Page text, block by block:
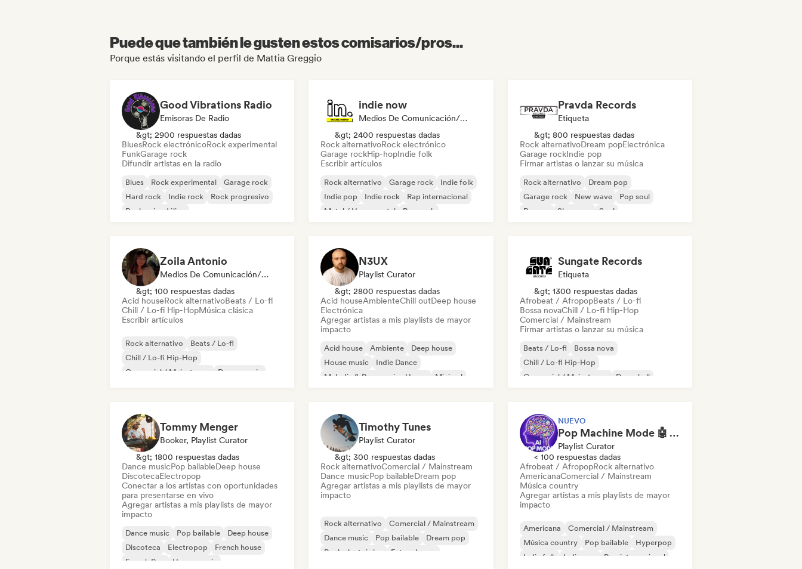
Puede que también le gusten estos comisarios/pros...
Porque estás visitando el perfil de Mattia Greggio
Good Vibrations Radio
Emisoras De Radio
&gt; 2900 respuestas dadas
BluesRock electrónicoRock experimental
FunkGarage rock
Difundir artistas en la radio
Blues Rock experimental
Garage rock
Hard rock
Indie rock
Rock progresivo
Rock psicodélico
indie now
Medios De Comunicación/Periodista
&gt; 2400 respuestas dadas
Rock alternativoRock electrónico
Garage rockHip-hopIndie folk
Escribir artículos
Rock alternativo Garage rock
Indie folk
Indie pop
Indie rock
Rap internacional
Metal / Heavy metal
Pop rock
Pravda Records
Etiqueta
&gt; 800 respuestas dadas
Rock alternativoDream popElectrónica
Garage rockIndie pop
Firmar artistas o lanzar su música
Rock alternativo
Dream pop
Garage rock
New wave
Pop soul
Reggae
Shoegaze Soul
Zoila Antonio
Medios De Comunicación/Periodista
&gt; 100 respuestas dadas
Acid houseRock alternativoBeats / Lo-fi
Chill / Lo-fi Hip-HopMúsica clásica
Escribir artículos
Rock alternativo
Beats / Lo-fi
Chill / Lo-fi Hip-Hop
Comercial / Mainstream
Dance music
N3UX
Playlist Curator
&gt; 2800 respuestas dadas
Acid houseAmbienteChill outDeep house
Electrónica
Agregar artistas a mis playlists de mayor
impacto
Acid house Ambiente
Deep house
House music
Indie Dance
Melodic & Progressive House
Minimal
Sungate Records
Etiqueta
&gt; 1300 respuestas dadas
Afrobeat / AfropopBeats / Lo-fi
Bossa novaChill / Lo-fi Hip-Hop
Comercial / Mainstream
Firmar artistas o lanzar su música
Beats / Lo-fi
Bossa nova
Chill / Lo-fi Hip-Hop
Comercial / Mainstream
Dancehall
Tommy Menger
Booker, Playlist Curator
&gt; 1800 respuestas dadas
Dance musicPop bailableDeep house
DiscotecaElectropop
Conectar a los artistas con oportunidades
para presentarse en vivo
Agregar artistas a mis playlists de mayor
impacto
Dance music Pop bailable
Deep house
Discoteca
Electropop
French house
French Pop
House music
Timothy Tunes
Playlist Curator
&gt; 300 respuestas dadas
Rock alternativoComercial / Mainstream
Dance musicPop bailableDream pop
Agregar artistas a mis playlists de mayor
impacto
Rock alternativo
Comercial / Mainstream
Dance music
Pop bailable
Dream pop
Rock electrónico
Future house
NUEVO
Pop Machine Mode 🤖 AI Music, Indie Pop & Dream Pop
Playlist Curator
< 100 respuestas dadas
Afrobeat / AfropopRock alternativo
AmericanaComercial / Mainstream
Música country
Agregar artistas a mis playlists de mayor
impacto
Americana
Comercial / Mainstream
Música country
Pop bailable
Hyperpop
Indie folk
Indie pop Pop internacional